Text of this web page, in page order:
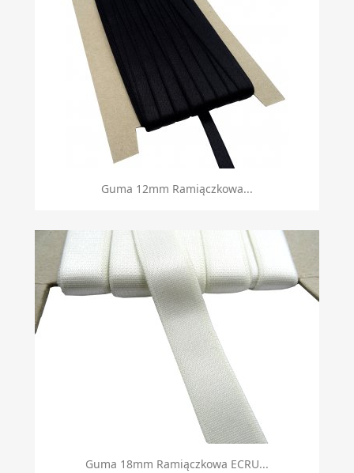
Guma 12mm Ramiączkowa...
Guma 18mm Ramiączkowa ECRU...